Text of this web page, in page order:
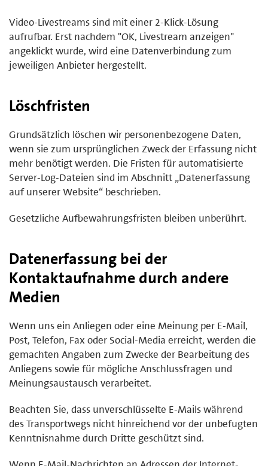
Video-Livestreams sind mit einer 2-Klick-Lösung
aufrufbar. Erst nachdem "OK, Livestream anzeigen"
angeklickt wurde, wird eine Datenverbindung zum
jeweiligen Anbieter hergestellt.
Löschfristen
Grundsätzlich löschen wir personenbezogene Daten,
wenn sie zum ursprünglichen Zweck der Erfassung nicht
mehr benötigt werden. Die Fristen für automatisierte
Server-Log-Dateien sind im Abschnitt „Datenerfassung
auf unserer Website“ beschrieben.
Gesetzliche Aufbewahrungsfristen bleiben unberührt.
Datenerfassung bei der
Kontaktaufnahme durch andere
Medien
Wenn uns ein Anliegen oder eine Meinung per E-Mail,
Post, Telefon, Fax oder Social-Media erreicht, werden die
gemachten Angaben zum Zwecke der Bearbeitung des
Anliegens sowie für mögliche Anschlussfragen und
Meinungsaustausch verarbeitet.
Beachten Sie, dass unverschlüsselte E-Mails während
des Transportwegs nicht hinreichend vor der unbefugten
Kenntnisnahme durch Dritte geschützt sind.